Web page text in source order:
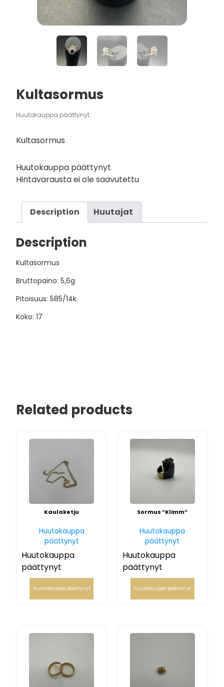
Kultasormus
Huutokauppa päättynyt
Kultasormus
Huutokauppa päättynyt
Hintavarausta ei ole saavutettu
Description Huutajat
Description
Kultasormus
Bruttopaino: 5,6g
Pitoisuus: 585/14k
Koko: 17
Related products
Kaulaketju
Huutokauppa
päättynyt
Huutokauppa
päättynyt
Huutokauppa päättynyt
Sormus ”Klimm”
Huutokauppa
päättynyt
Huutokauppa
päättynyt
Huutokauppa päättynyt